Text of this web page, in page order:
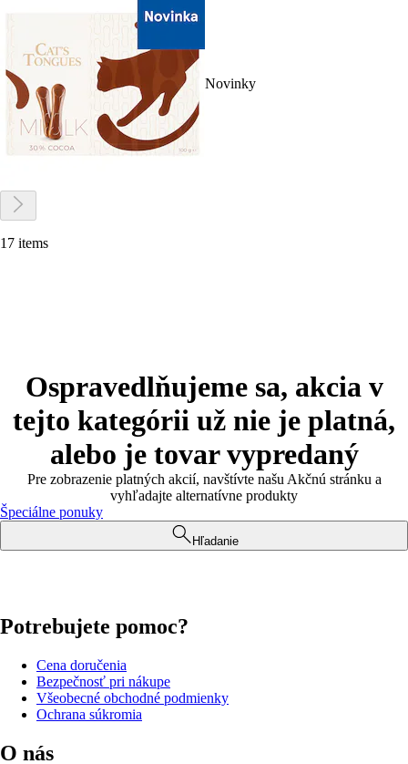
Novinky
17 items
Ospravedlňujeme sa, akcia v
tejto kategórii už nie je platná,
alebo je tovar vypredaný
Pre zobrazenie platných akcií, navštívte našu Akčnú stránku a
vyhľadajte alternatívne produkty
Špeciálne ponuky
Hľadanie
Potrebujete pomoc?
Cena doručenia
Bezpečnosť pri nákupe
Všeobecné obchodné podmienky
Ochrana súkromia
O nás